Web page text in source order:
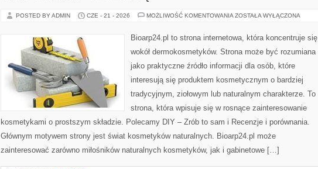
POSTED BY ADMIN CZE - 21 - 2026 MOŻLIWOŚĆ KOMENTOWANIA SKŁADNIKI
ZOSTAŁA WYŁĄCZONA
Bioarp24.pl to strona internetowa, która koncentruje się
wokół dermokosmetyków. Strona może być rozumiana
jako praktyczne źródło informacji dla osób, które
interesują się produktem kosmetycznym o bardziej
tradycyjnym, ziołowym lub naturalnym charakterze. To
strona, która wpisuje się w rosnące zainteresowanie
kosmetykami o prostszym składzie. Polecamy DIY – Zrób to sam i Recenzje i porównania.
Głównym motywem strony jest świat kosmetyków naturalnych. Bioarp24.pl może
zainteresować zarówno miłośników naturalnych kosmetyków, jak i gabinetowe […]